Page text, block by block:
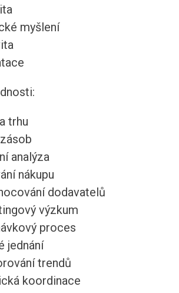
myšlení
trhu
analýza
nákupu
dodavatelů
výzkum
proces
jednání
trendů
koordinace